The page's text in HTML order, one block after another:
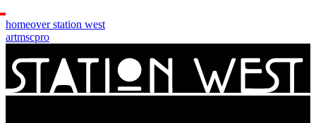
homeover station west
artmscpro